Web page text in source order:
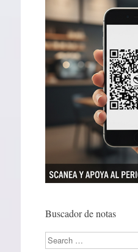
Buscador de notas
Search